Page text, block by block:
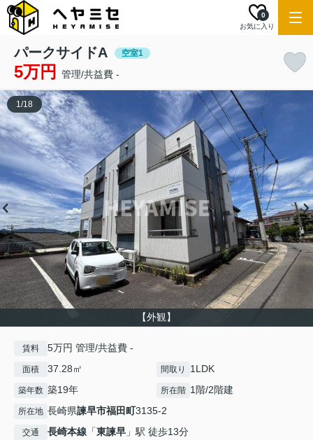
お気に入り
0
パークサイドA 空室1
5万円 管理/共益費 -
【外観】
1/18
賃料 5万円 管理/共益費 -
面積 37.28㎡ 間取り 1LDK
築年数 築19年 所在階 1階/2階建
所在地 長崎県諫早市福田町3135-2
交通 長崎本線 「東諫早 」駅 徒歩13分